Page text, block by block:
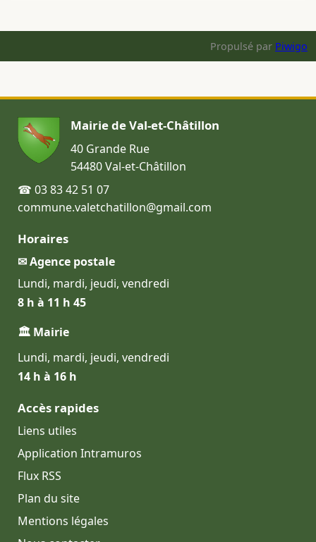
Propulsé par Piwigo
Mairie de Val-et-Châtillon
40 Grande Rue
54480 Val-et-Châtillon
☎ 03 83 42 51 07
commune.valetchatillon@gmail.com
Horaires
✉ Agence postale
Lundi, mardi, jeudi, vendredi
8 h à 11 h 45
🏛 Mairie
Lundi, mardi, jeudi, vendredi
14 h à 16 h
Accès rapides
Liens utiles
Application Intramuros
Flux RSS
Plan du site
Mentions légales